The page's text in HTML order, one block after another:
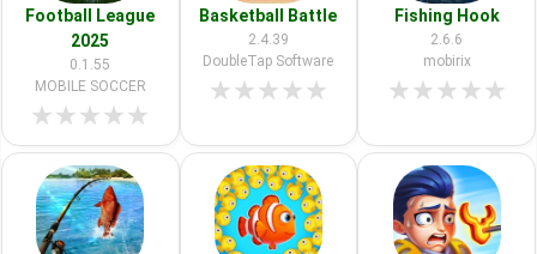
Football League
2025
0.1.55
MOBILE SOCCER
★★★★★
Basketball Battle
2.4.39
DoubleTap Software
★★★★★
Fishing Hook
2.6.6
mobirix
★★★★★